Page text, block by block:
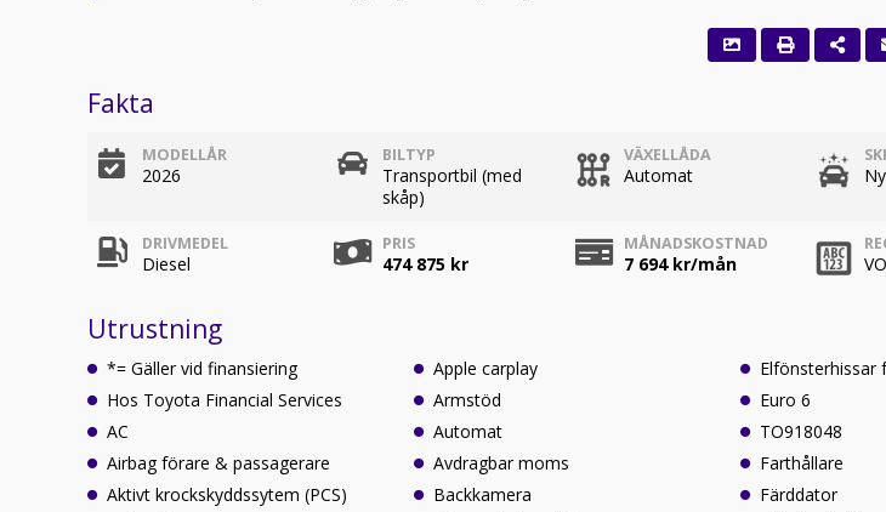
Fakta
MODELLÅR
2026
BILTYP
Transportbil (med
skåp)
VÄXELLÅDA
Automat Ny
DRIVMEDEL
Diesel
PRIS
474 875 kr
MÅNADSKOSTNAD
7 694kr/mån
Utrustning
*= Gäller vid finansiering
Hos Toyota Financial Services
AC
Airbag förare & passagerare
Aktivt krockskyddssytem (PCS)
Apple carplay
Armstöd
Automat
Avdragbar moms
Backkamera
Elfönsterhissar
Euro 6
TO918048
Farthållare
Färddator